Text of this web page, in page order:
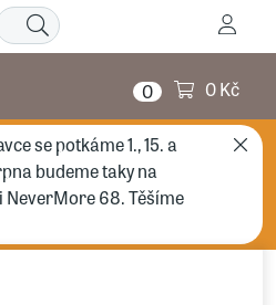
0 0 Kč
se potkáme 1., 15. a
budeme taky na
NeverMore 68. Těšíme